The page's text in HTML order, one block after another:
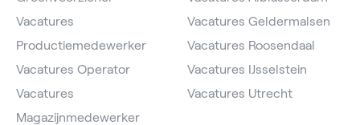
Vacatures
Productiemedewerker
Vacatures Operator
Vacatures
Magazijnmedewerker
Vacatures Geldermalsen
Vacatures Roosendaal
Vacatures IJsselstein
Vacatures Utrecht